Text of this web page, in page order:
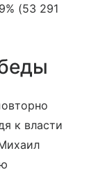
(53 291
к власти